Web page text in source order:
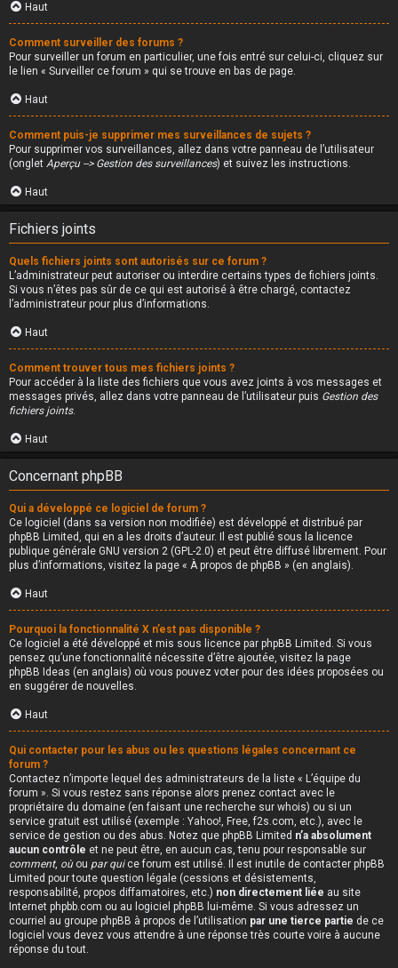
Haut
Comment surveiller des forums ?
Pour surveiller un forum en particulier, une fois entré sur celui-ci, cliquez sur
le lien « Surveiller ce forum » qui se trouve en bas de page.
Haut
Comment puis-je supprimer mes surveillances de sujets ?
Pour supprimer vos surveillances, allez dans votre panneau de l’utilisateur
(onglet Aperçu --> Gestion des surveillances) et suivez les instructions.
Haut
Fichiers joints
Quels fichiers joints sont autorisés sur ce forum ?
L’administrateur peut autoriser ou interdire certains types de fichiers joints.
Si vous n’êtes pas sûr de ce qui est autorisé à être chargé, contactez
l’administrateur pour plus d’informations.
Haut
Comment trouver tous mes fichiers joints ?
Pour accéder à la liste des fichiers que vous avez joints à vos messages et
messages privés, allez dans votre panneau de l’utilisateur puis Gestion des
fichiers joints.
Haut
Concernant phpBB
Qui a développé ce logiciel de forum ?
Ce logiciel (dans sa version non modifiée) est développé et distribué par
phpBB Limited, qui en a les droits d’auteur. Il est publié sous la licence
publique générale GNU version 2 (GPL-2.0) et peut être diffusé librement. Pour
plus d’informations, visitez la page « À propos de phpBB » (en anglais).
Haut
Pourquoi la fonctionnalité X n’est pas disponible ?
Ce logiciel a été développé et mis sous licence par phpBB Limited. Si vous
pensez qu’une fonctionnalité nécessite d’être ajoutée, visitez la page
phpBB Ideas (en anglais) où vous pouvez voter pour des idées proposées ou
en suggérer de nouvelles.
Haut
Qui contacter pour les abus ou les questions légales concernant ce
forum ?
Contactez n’importe lequel des administrateurs de la liste « L’équipe du
forum ». Si vous restez sans réponse alors prenez contact avec le
propriétaire du domaine (en faisant une recherche sur whois) ou si un
service gratuit est utilisé (exemple : Yahoo!, Free, f2s.com, etc.), avec le
service de gestion ou des abus. Notez que phpBB Limited n’a absolument
aucun contrôle et ne peut être, en aucun cas, tenu pour responsable sur
comment, oùou par quice forum est utilisé. Il est inutile de contacter phpBB
Limited pour toute question légale (cessions et désistements,
responsabilité, propos diffamatoires, etc.) non directement liée au site
Internet phpbb.com ou au logiciel phpBB lui-même. Si vous adressez un
courriel au groupe phpBB à propos de l’utilisation par une tierce partie de ce
logiciel vous devez vous attendre à une réponse très courte voire à aucune
réponse du tout.